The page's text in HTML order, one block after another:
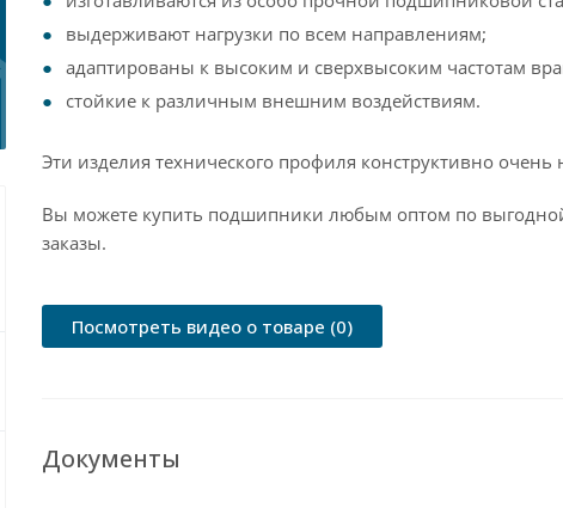
выдерживают нагрузки по всем направлениям;
адаптированы к высоким и сверхвысоким частотам
стойкие к различным внешним воздействиям.
Эти изделия технического профиля конструктивно
Вы можете купить подшипники любым оптом по
заказы.
Посмотреть видео о товаре (0)
Документы